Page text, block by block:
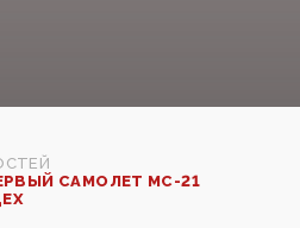
САМОЛЕТ МС-21